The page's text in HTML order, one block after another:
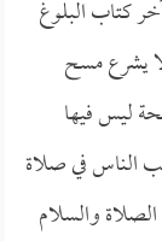
كتاب البلوغ
يشرع مسح
ليس فيها
الناس في صلاة
والسلام